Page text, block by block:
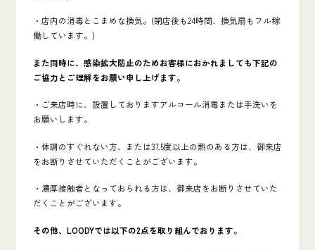
・店内の消毒とこまめな換気。(閉店後も24時間、換気扇もフル稼
働しています。)
また同時に、感染拡大防止のためお客様におかれましても下記の
ご協力とご理解をお願い申し上げます。
・ご来店時に、設置しておりますアルコール消毒または手洗いを
お願いします。
・体調のすぐれない方、または37.5度以上の熱のある方は、御来店
をお断りさせていただくことがございます。
・濃厚接触者となっておられる方は、御来店をお断りさせていた
だくことがございます。
その他、LOODYでは以下の2点を取り組んでおります。